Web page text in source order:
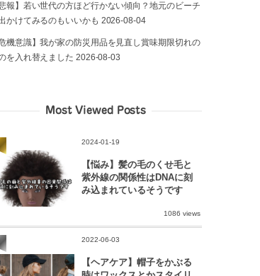
悲報】若い世代の方ほど行かない傾向？地元のビーチ
かけてみるのもいいかも 2026-08-04
危機意識】我が家の防災用品を見直し賞味期限切れの
を入れ替えました 2026-08-03
Most Viewed Posts
2024-01-19
【悩み】髪の毛のくせ毛と
紫外線の関係性はDNAに刻
み込まれているそうです
1086 views
2022-06-03
【ヘアケア】帽子をかぶる